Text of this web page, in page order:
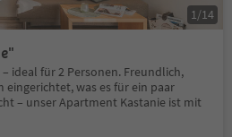
ideal für 2 Personen. Freundlich,
was es für ein paar
– unser Apartment Kastanie ist mit
1 /14